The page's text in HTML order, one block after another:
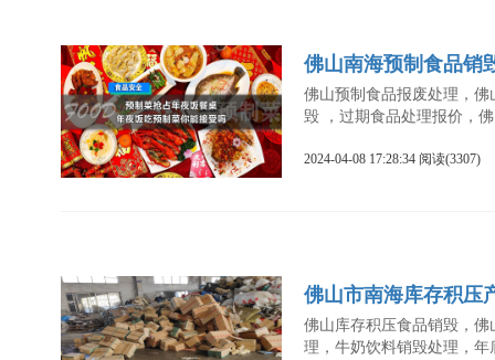
佛山南海预制食品销
佛山预制食品报废处理，
毁 ，过期食品处理报价，
2024-04-08 17:28:34 阅读(3307)
佛山市南海库存积压
佛山库存积压食品销毁，
理，牛奶饮料销毁处理，